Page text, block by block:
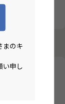
まのキ
い申し
月残業15.5